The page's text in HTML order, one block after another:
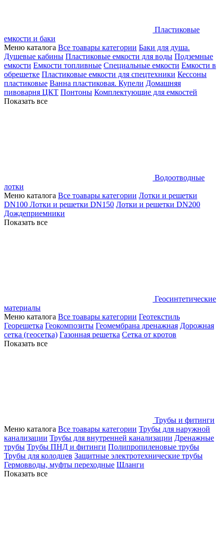
Пластиковые
емкости и баки
Меню каталога Все тоавары категории Баки для душа.
Душевые кабины Пластиковые емкости для воды Подземные
емкости Емкости топливные Специальные емкости Емкости в
обрешетке Пластиковые емкости для спецтехники Кессоны
пластиковые Ванна пластиковая. Купели Домашняя
пивоварня ЦКТ Понтоны Комплектующие для емкостей
Показать все
Водоотводные
лотки
Меню каталога Все тоавары категории Лотки и решетки
DN100 Лотки и решетки DN150 Лотки и решетки DN200
Дождеприемники
Показать все
Геосинтетические
материалы
Меню каталога Все тоавары категории Геотекстиль
Георешетка Геокомпозиты Геомембрана дренажная Дорожная
сетка (геосетка) Газонная решетка Сетка от кротов
Показать все
Трубы и фитинги
Меню каталога Все тоавары категории Трубы для наружной
канализации Трубы для внутренней канализации Дренажные
трубы Трубы ПНД и фитинги Полипропиленовые трубы
Трубы для колодцев Защитные электротехнические трубы
Гермовводы, муфты переходные Шланги
Показать все